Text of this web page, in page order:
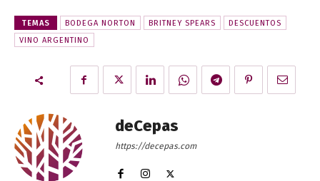
TEMAS BODEGA NORTON BRITNEY SPEARS
DESCUENTOS
VINO ARGENTINO
deCepas
https://decepas.com